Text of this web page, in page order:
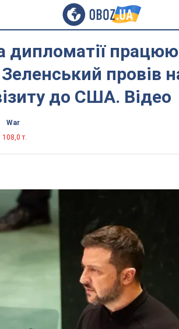
дипломатії
провів
до США. Відео
War
108,0 т.